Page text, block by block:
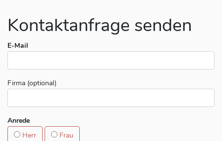
Kontaktanfrage senden
E-Mail
Firma (optional)
Anrede
Herr
Frau